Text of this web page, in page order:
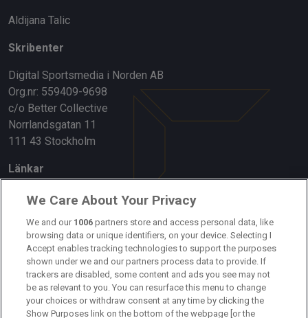
Aldijana Talic
Skribenter
Digital Sportsmedia i Norden AB
Org.nr: 559409-9698
c/o Better Collective
Norrlandsgatan 11
111 43 Stockholm
Länkar
Om oss
Kontakta oss
Kundtjänst
Sponsor: Rekatochklart
Annonsera på Fotbolldirekt
We Care About Your Privacy
We and our 1006 partners store and access personal data, like
browsing data or unique identifiers, on your device. Selecting I
Accept enables tracking technologies to support the purposes
shown under we and our partners process data to provide. If
trackers are disabled, some content and ads you see may not
be as relevant to you. You can resurface this menu to change
your choices or withdraw consent at any time by clicking the
Show Purposes link on the bottom of the webpage [or the